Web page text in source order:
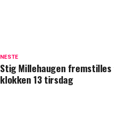
NESTE
Stig Millehaugen
klokken 13 tirsdag